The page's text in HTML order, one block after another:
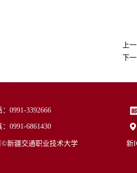
上
下
：0991-3392666
：0991-6861430
有©新疆交通职业技术大学 新